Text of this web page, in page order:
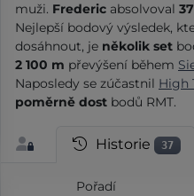
muži. Frederic absolvoval 37
Nejlepší bodový výsledek,
dosáhnout, je několik set
2 100 m převýšení během
Naposledy se zúčastnil High
poměrně dost bodů RMT.
Historie 37
Pořadí